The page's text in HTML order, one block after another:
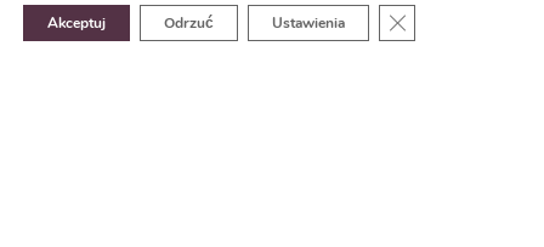
Akceptuj Odrzuć Ustawienia Zamknij panel